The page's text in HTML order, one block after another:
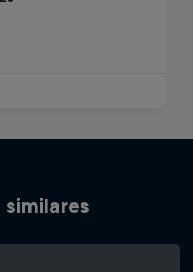
similares